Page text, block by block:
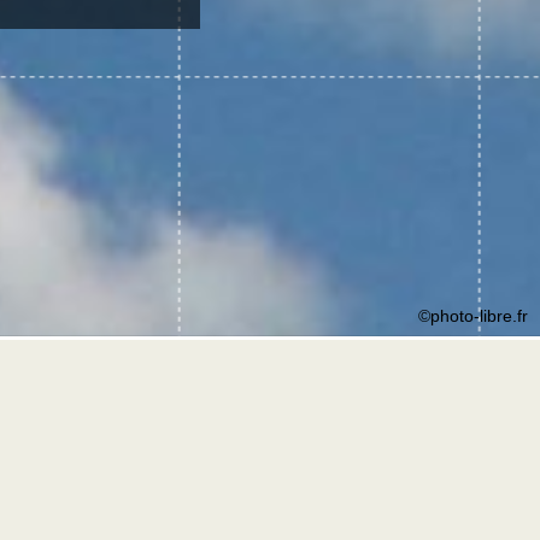
©photo-libre.fr